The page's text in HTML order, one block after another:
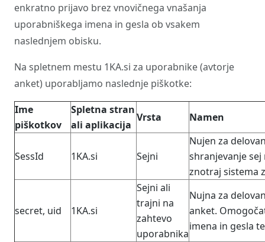
enkratno prijavo brez vnovičnega vnašanja
uporabniškega imena in gesla ob vsakem
naslednjem obisku.
Na spletnem mestu 1KA.si za uporabnike (avtorje
anket) uporabljamo naslednje piškotke:
Ime
piškotkov
Spletna stran
ali aplikacija
Vrsta Namen
SessId 1KA.si Sejni
Nujen za
shranjevanje
znotraj sistema
secret, uid 1KA.si
Sejni ali
trajni na
zahtevo
uporabnika
Nujna za
anket.
imena in gesla